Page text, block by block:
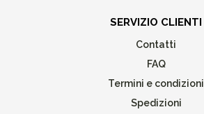
SERVIZIO CLIENTI
Contatti
FAQ
Termini e condizioni
Spedizioni